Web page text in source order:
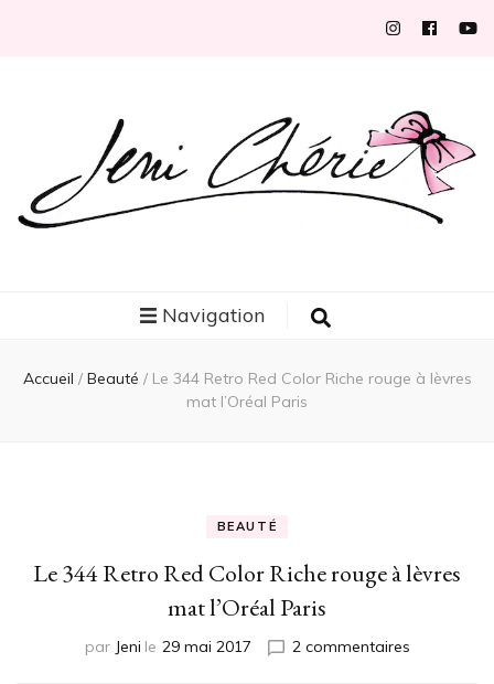
Navigation
Accueil / Beauté / Le 344 Retro Red Color Riche rouge à lèvres
mat l’Oréal Paris
BEAUTÉ
Le 344 Retro Red Color Riche rouge à lèvres
mat l’Oréal Paris
par Jeni le 29 mai 2017 2 commentairessur